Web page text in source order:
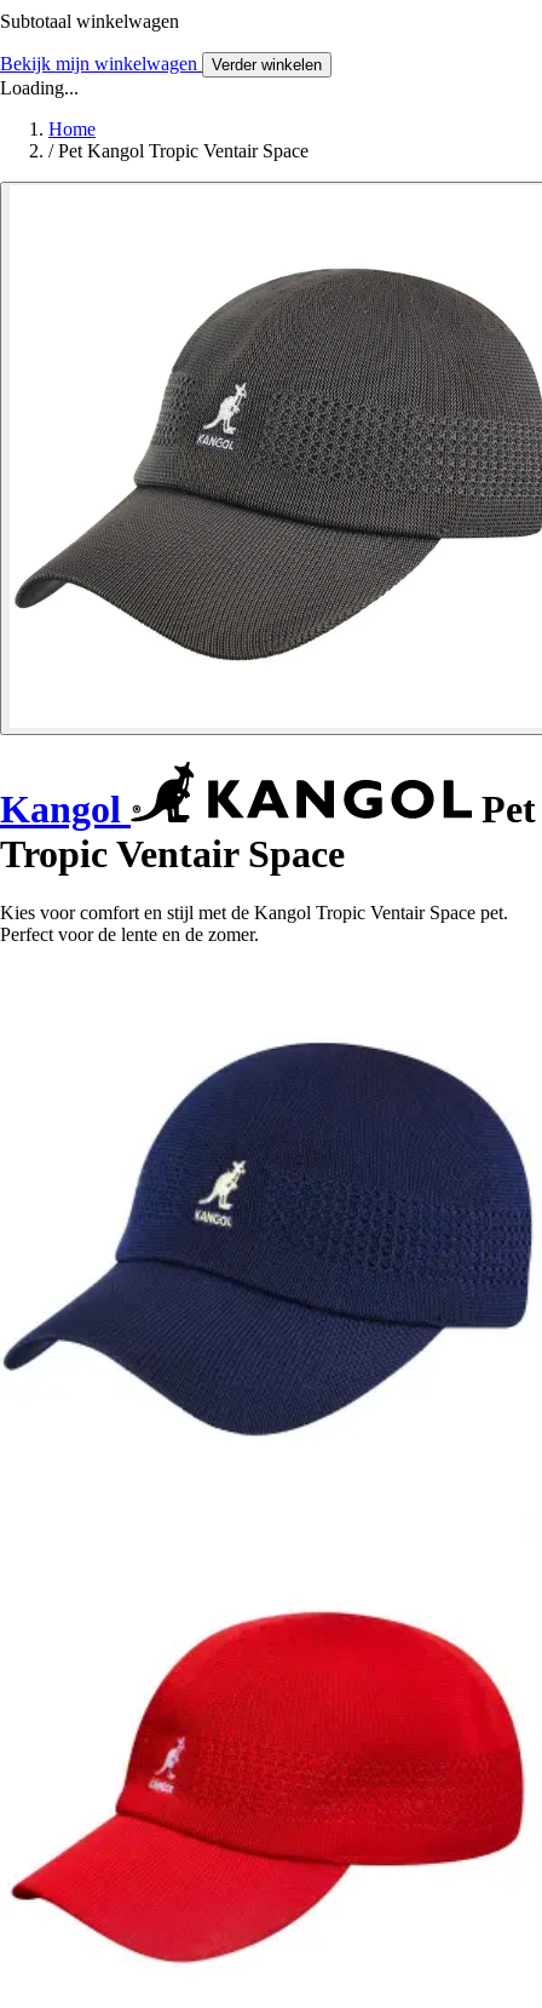
Subtotaal winkelwagen
Bekijk mijn winkelwagen Verder winkelen
Loading...
Home
/ Pet Kangol Tropic Ventair Space
Kangol
Pet
Tropic Ventair Space
Kies voor comfort en stijl met de Kangol Tropic Ventair Space pet.
Perfect voor de lente en de zomer.